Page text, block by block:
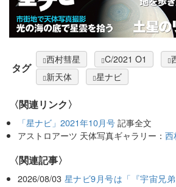
タグ
西村彗星 C/2021 O1
新天体
星ナビ
〈関連リンク〉
「星ナビ」2021年10月号記事全文
アストロアーツ 天体写真ギャラリー：西
関連記事
2026/08/03 星ナビ9月号は「『宇宙兄